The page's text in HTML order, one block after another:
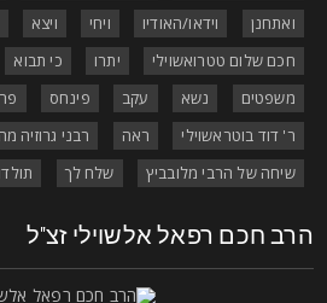
ואתחנן
וידאו/האודיו ויחי ויצא
חכם שלום טטרואשוילי
יתרו כי תבוא
משפטים
נשא עקב פינחס
ר' דוד בוטראשוילי
ראה
רבני גרוזיה
שיחה של הרבי מלובביץ
שלח לך תולדות
חכם רפאל אלשוילי זצ"ל